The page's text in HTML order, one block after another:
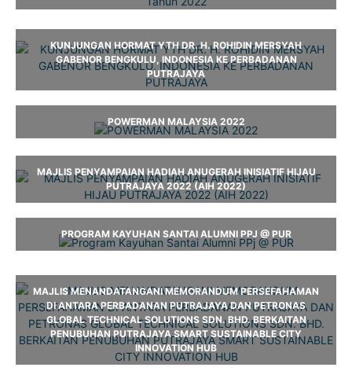
KUNJUNGAN HORMAT YTH DR. H. ROHIDIN MERSYAH
GABENOR BENGKULU, INDONESIA KE PERBADANAN
PUTRAJAYA
POWERMAN MALAYSIA 2022
MAJLIS PENYAMPAIAN HADIAH ANUGERAH INISIATIF HIJAU
PUTRAJAYA 2022 (AIH 2022)
PROGRAM KAYUHAN SANTAI ALUMNI PPJ @ PUR
MAJLIS MENANDATANGANI MEMORANDUM PERSEFAHAMAN
DI ANTARA PERBADANAN PUTRAJAYA DAN PETRONAS
GLOBAL TECHNICAL SOLUTIONS SDN. BHD. BERKAITAN
PENUBUHAN PUTRAJAYA SMART SUSTAINABLE CITY
INNOVATION HUB